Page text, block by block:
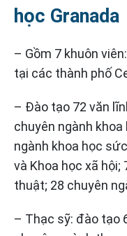
học Granada
– Gồm 7 khuôn
tại các thành phố
– Đào tạo 72 văn
chuyên ngành
ngành khoa học
và Khoa học xã hội;
thuật; 28 chuyên
– Thạc sỹ: đào tạo